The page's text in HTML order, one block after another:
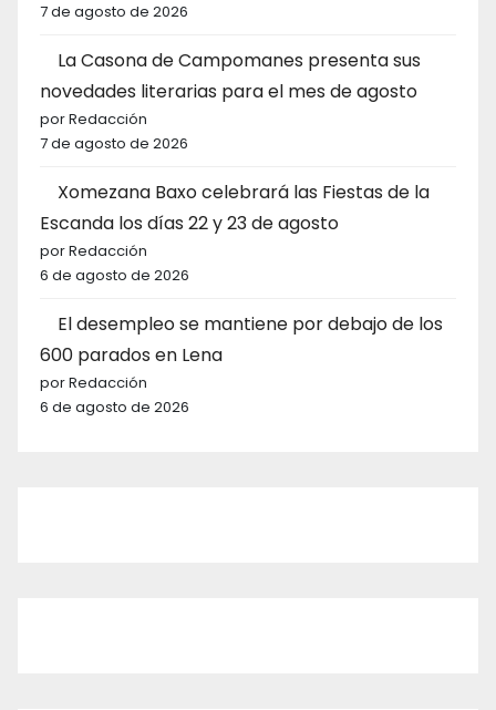
7 de agosto de 2026
La Casona de Campomanes presenta sus
novedades literarias para el mes de agosto
por Redacción
7 de agosto de 2026
Xomezana Baxo celebrará las Fiestas de la
Escanda los días 22 y 23 de agosto
por Redacción
6 de agosto de 2026
El desempleo se mantiene por debajo de los
600 parados en Lena
por Redacción
6 de agosto de 2026